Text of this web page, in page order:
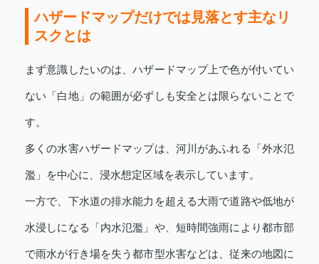
ハザードマップだけでは見落とす主なリ
スクとは
まず意識したいのは、ハザードマップ上で色が付いてい
ない「白地」の範囲が必ずしも安全とは限らないことで
す。
多くの水害ハザードマップは、河川があふれる「外水氾
濫」を中心に、浸水想定区域を表示しています。
一方で、下水道の排水能力を超える大雨で道路や低地が
水浸しになる「内水氾濫」や、短時間強雨により都市部
で雨水が行き場を失う都市型水害などは、従来の地図に